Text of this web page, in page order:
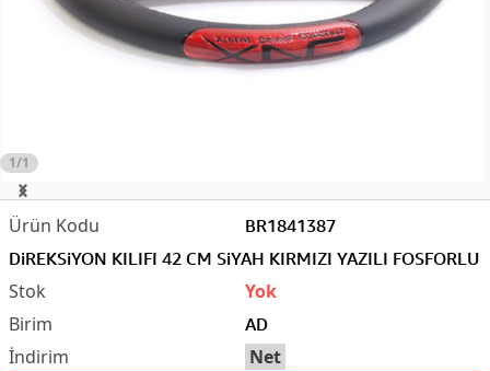
1/1
BR1841387
DiREKSiYON KILIFI 42 CM SiYAH KIRMIZI YAZILI FOSFORLU
AD
Net
Yok